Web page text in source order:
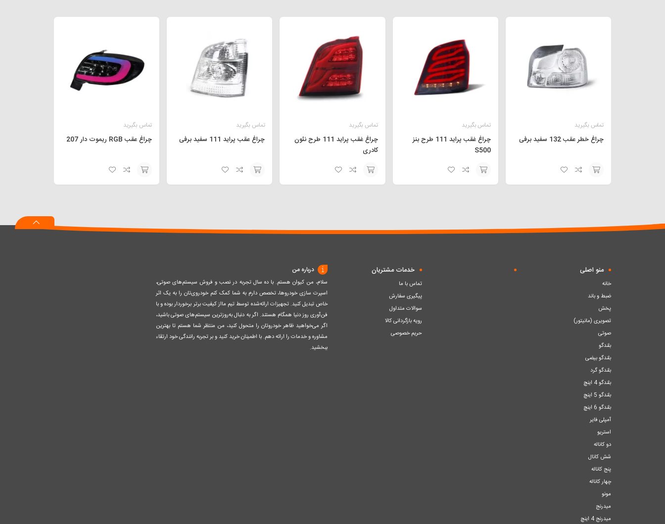
تماس بگیرید
چراغ خطر عقب 132 سفید برفی
افزودن
تماس بگیرید
چراغ غقب پراید 111 طرح بنز
S500
افزودن
تماس بگیرید
چراغ غقب پراید 111 طرح نئون
کادری
افزودن
تماس بگیرید
چراغ عقب پراید 111 سفید برفی
افزودن
تماس بگیرید
چراغ عقب RGB ریموت دار 207
افزودن
منو اصلی
خانه
ضبط و باند
پخش
تصویری (مانیتور)
صوتی
بلندگو
بلندگو بیضی
بلندگو گرد
بلندگو 4 اینچ
بلندگو 5 اینچ
بلندگو 6 اینچ
آمپلی فایر
استریو
دو کاناله
شش کانال
پنج کاناله
چهار کاناله
مونو
میدرنج
میدرنج 4 اینچ
خدمات مشتریان
تماس با ما
پیگیری سفارش
سوالات متداول
رویه بازگردانی کالا
حریم خصوصی
درباره من
سلام، من کیوان هستم. با ده سال تجربه در نصب و فروش سیستم‌های صوتی،
اسپرت سازی خودروها، تخصص دارم به شما کمک کنم خودروی‌تان را به یک اثر
خاص تبدیل کنید. تجهیزات ارائه‌شده توسط تیم مااز کیفیت برتر برخوردار بوده و با
فن‌آوری روز دنیا همگام هستند. اگر به دنبال به‌روزترین سیستم‌های صوتی باشید،
اگر می‌خواهید ظاهر خودروتان را متحول کنید، من منتظر شما هستم تا بهترین
مشاوره و خدمات را ارائه دهم. با اطمینان خرید کنید و بر تجربه رانندگی خود ارتقاء
ببخشید.